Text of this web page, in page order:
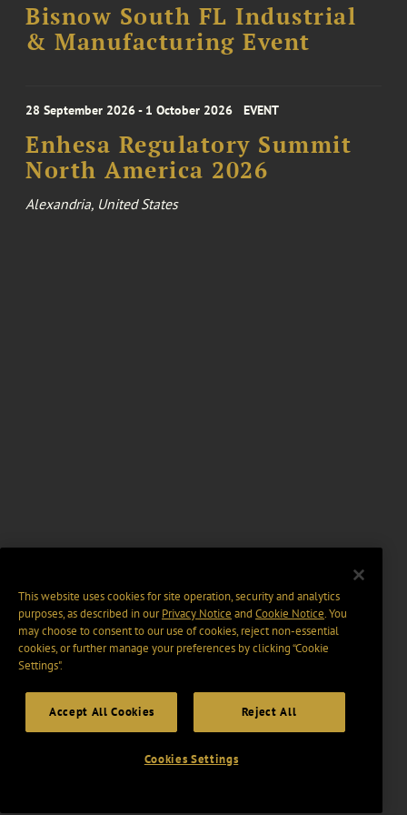
Bisnow South FL Industrial
& Manufacturing Event
28 September 2026 - 1 October 2026 EVENT
Enhesa Regulatory Summit
North America 2026
Alexandria, United States
This website uses cookies for site operation, security and analytics
purposes, as described in ourPrivacy Notice and Cookie Notice. You
may choose to consent to our use of cookies, reject non-essential
cookies, or further manage your preferences by clicking “Cookie
Settings".
Accept All Cookies Reject All
Cookies Settings